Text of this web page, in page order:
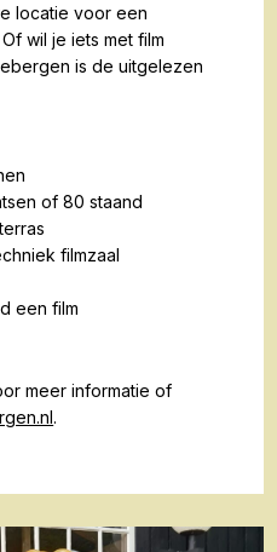
locatie voor een
wil je iets met film
is de uitgelezen
of 80 staand
filmzaal
een film
meer informatie of
.